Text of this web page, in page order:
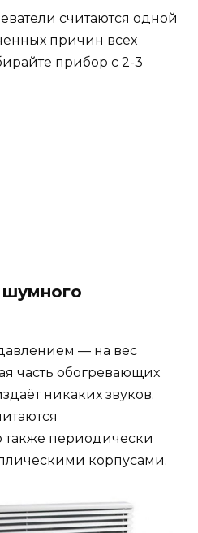
считаются одной
причин всех
прибор с 2-3
— на вес
часть обогревающих
никаких звуков.
также периодически
корпусами.